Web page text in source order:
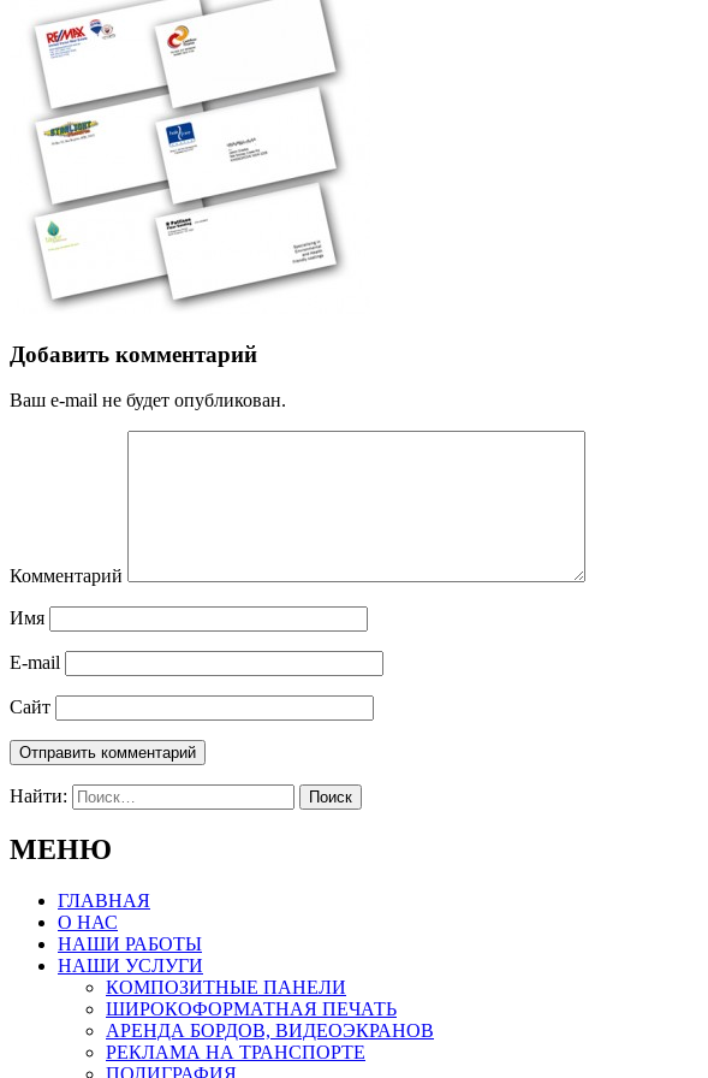
Добавить комментарий
Ваш e-mail не будет опубликован.
Комментарий
Имя
E-mail
Сайт
Найти:
МЕНЮ
ГЛАВНАЯ
О НАС
НАШИ РАБОТЫ
НАШИ УСЛУГИ
КОМПОЗИТНЫЕ ПАНЕЛИ
ШИРОКОФОРМАТНАЯ ПЕЧАТЬ
АРЕНДА БОРДОВ, ВИДЕОЭКРАНОВ
РЕКЛАМА НА ТРАНСПОРТЕ
ПОЛИГРАФИЯ